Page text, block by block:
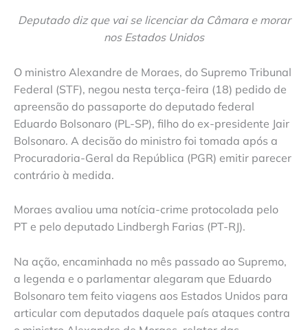
Deputado diz que vai se licenciar da Câmara e morar
nos Estados Unidos
O ministro Alexandre de Moraes, do Supremo Tribunal
Federal (STF), negou nesta terça-feira (18) pedido de
apreensão do passaporte do deputado federal
Eduardo Bolsonaro (PL-SP), filho do ex-presidente Jair
Bolsonaro. A decisão do ministro foi tomada após a
Procuradoria-Geral da República (PGR) emitir parecer
contrário à medida.
Moraes avaliou uma notícia-crime protocolada pelo
PT e pelo deputado Lindbergh Farias (PT-RJ).
Na ação, encaminhada no mês passado ao Supremo,
a legenda e o parlamentar alegaram que Eduardo
Bolsonaro tem feito viagens aos Estados Unidos para
articular com deputados daquele país ataques contra